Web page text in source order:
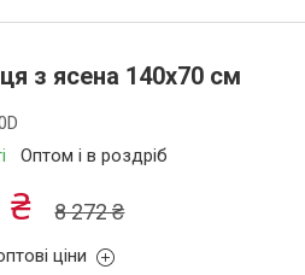
з ясена 140х70 см
Оптом і в роздріб
8 272 ₴
₴
ціни